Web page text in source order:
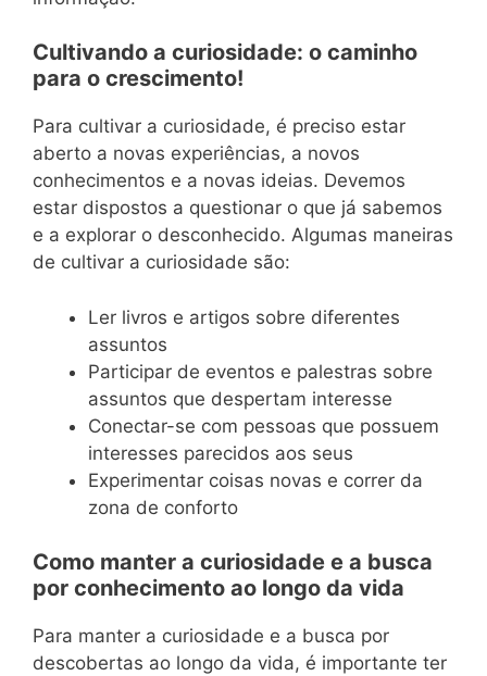
Cultivando a curiosidade: o caminho
para o crescimento!
Para cultivar a curiosidade, é preciso estar
aberto a novas experiências, a novos
conhecimentos e a novas ideias. Devemos
estar dispostos a questionar o que já sabemos
e a explorar o desconhecido. Algumas maneiras
de cultivar a curiosidade são:
Ler livros e artigos sobre diferentes
assuntos
Participar de eventos e palestras sobre
assuntos que despertam interesse
Conectar-se com pessoas que possuem
interesses parecidos aos seus
Experimentar coisas novas e correr da
zona de conforto
Como manter a curiosidade e a busca
por conhecimento ao longo da vida
Para manter a curiosidade e a busca por
descobertas ao longo da vida, é importante ter